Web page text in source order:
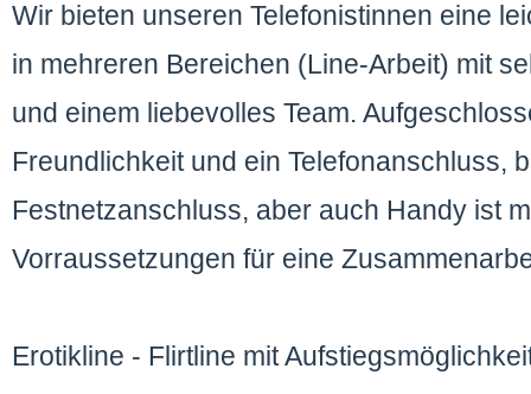
Wir bieten unseren Telefonistinnen eine
in mehreren Bereichen (Line-Arbeit) mit
und einem liebevolles Team.
Freundlichkeit und ein Telefonanschluss,
Festnetzanschluss, aber auch Handy ist
Vorraussetzungen für eine
Erotikline - Flirtline mit